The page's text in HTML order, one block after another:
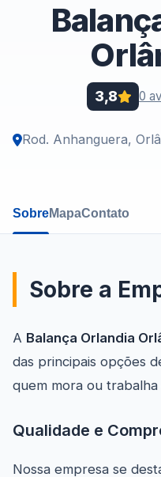
3,8 0
Rod. Anhanguera,
SobreMapaContato
Sobre a
A Balança Orlandia
das principais opções
quem mora ou trabalha
Qualidade e
Nossa empresa se